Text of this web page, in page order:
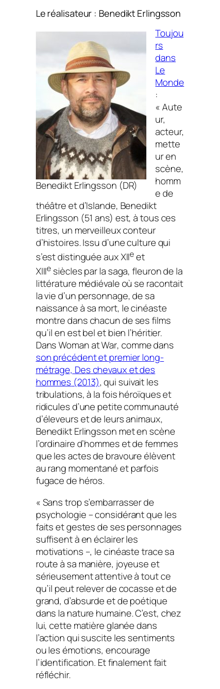
Le réalisateur : Benedikt Erlingsson
Benedikt Erlingsson (DR)
Toujou
rs
dans
Le
Monde
:
« Aute
ur,
acteur,
mette
ur en
scène,
homm
e de
théâtre et d’Islande, Benedikt
Erlingsson (51 ans) est, à tous ces
titres, un merveilleux conteur
d’histoires. Issu d’une culture qui
s’est distinguée aux XIIeet
XIIIe siècles par la saga, fleuron de la
littérature médiévale où se racontait
la vie d’un personnage, de sa
naissance à sa mort, le cinéaste
montre dans chacun de ses films
qu’il en est bel et bien l’héritier.
DansWoman at War, comme dans
son précédent et premier long-
métrage, Des chevaux et des
hommes (2013), qui suivait les
tribulations, à la fois héroïques et
ridicules d’une petite communauté
d’éleveurs et de leurs animaux,
Benedikt Erlingsson met en scène
l’ordinaire d’hommes et de femmes
que les actes de bravoure élèvent
au rang momentané et parfois
fugace de héros.
« Sans trop s’embarrasser de
psychologie – considérant que les
faits et gestes de ses personnages
suffisent à en éclairer les
motivations –, le cinéaste trace sa
route à sa manière, joyeuse et
sérieusement attentive à tout ce
qu’il peut relever de cocasse et de
grand, d’absurde et de poétique
dans la nature humaine. C’est, chez
lui, cette matière glanée dans
l’action qui suscite les sentiments
ou les émotions, encourage
l’identification. Et finalement fait
réfléchir.